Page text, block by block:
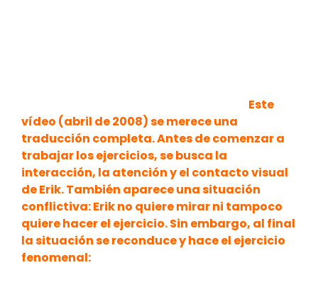
Este
vídeo (abril de 2008) se merece una
traducción completa. Antes de comenzar a
trabajar los ejercicios, se busca la
interacción, la atención y el contacto visual
de Erik. También aparece una situación
conflictiva: Erik no quiere mirar ni tampoco
quiere hacer el ejercicio. Sin embargo, al final
la situación se reconduce y hace el ejercicio
fenomenal: